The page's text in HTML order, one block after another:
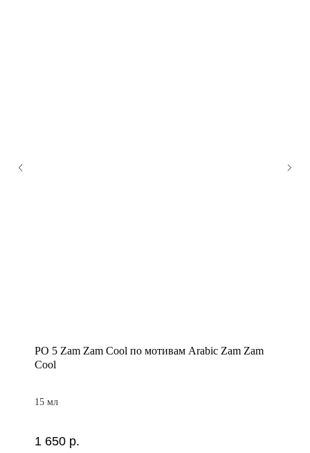
PO 5 Zam Zam Cool по мотивам Arabic Zam Zam
Cool
15 мл
1 650 р.